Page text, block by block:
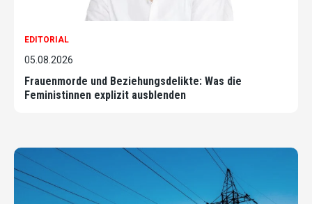
EDITORIAL
05.08.2026
Frauenmorde und Beziehungsdelikte: Was die
Feministinnen explizit ausblenden